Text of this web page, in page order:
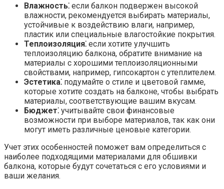
Влажность⁚ если балкон подвержен высокой
влажности, рекомендуется выбирать материалы,
устойчивые к воздействию влаги, например,
пластик или специальные влагостойкие покрытия.​
Теплоизоляция⁚ если хотите улучшить
теплоизоляцию балкона, обратите внимание на
материалы с хорошими теплоизоляционными
свойствами, например, гипсокартон с утеплителем.​
Эстетика⁚ подумайте о стиле и цветовой гамме,
которые хотите создать на балконе, чтобы выбрать
материалы, соответствующие вашим вкусам.​
Бюджет⁚ учитывайте свои финансовые
возможности при выборе материалов, так как они
могут иметь различные ценовые категории.
Учет этих особенностей поможет вам определиться с
наиболее подходящими материалами для обшивки
балкона, которые будут сочетаться с его условиями и
ваши желания.​